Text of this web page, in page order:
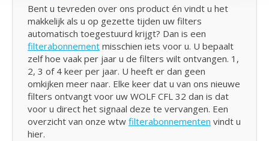
Bent u tevreden over ons product én vindt u het
makkelijk als u op gezette tijden uw filters
automatisch toegestuurd krijgt? Dan is een
filterabonnement misschien iets voor u. U bepaalt
zelf hoe vaak per jaar u de filters wilt ontvangen. 1,
2, 3 of 4 keer per jaar. U heeft er dan geen
omkijken meer naar. Elke keer dat u van ons nieuwe
filters ontvangt voor uw WOLF CFL 32 dan is dat
voor u direct het signaal deze te vervangen. Een
overzicht van onze wtw filterabonnementen vindt u
hier.